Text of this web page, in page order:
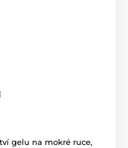
gelu na mokré ruce,